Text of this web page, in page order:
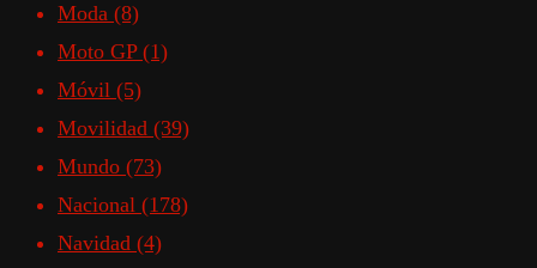
Moda (8)
Moto GP (1)
Móvil (5)
Movilidad (39)
Mundo (73)
Nacional (178)
Navidad (4)